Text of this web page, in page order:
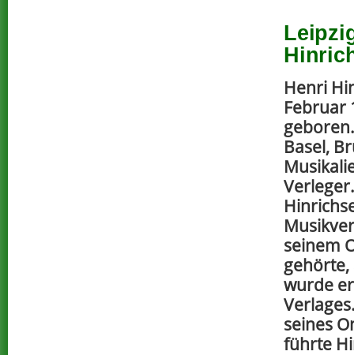
Henri
Februar
Basel,
seinem
gehörte,
wurde
seines
führte